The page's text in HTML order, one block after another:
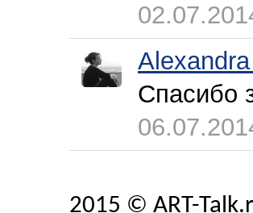
Спасибо
2015 © ART-